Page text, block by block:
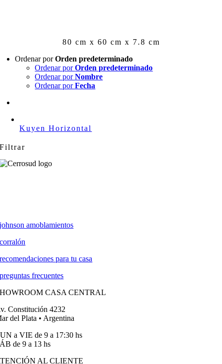
80 cm x 60 cm x 7.8 cm
Ordenar porOrden predeterminado
Ordenar porOrden predeterminado
Ordenar porNombre
Ordenar porFecha
Kuyen Horizontal
Filtrar
johnson amoblamientos
corralón
recomendaciones para tu casa
preguntas frecuentes
CASA CENTRAL
Constitución 4232
del Plata • Argentina
a VIE de 9 a 17:30 hs
de 9 a 13 hs
AL CLIENTE